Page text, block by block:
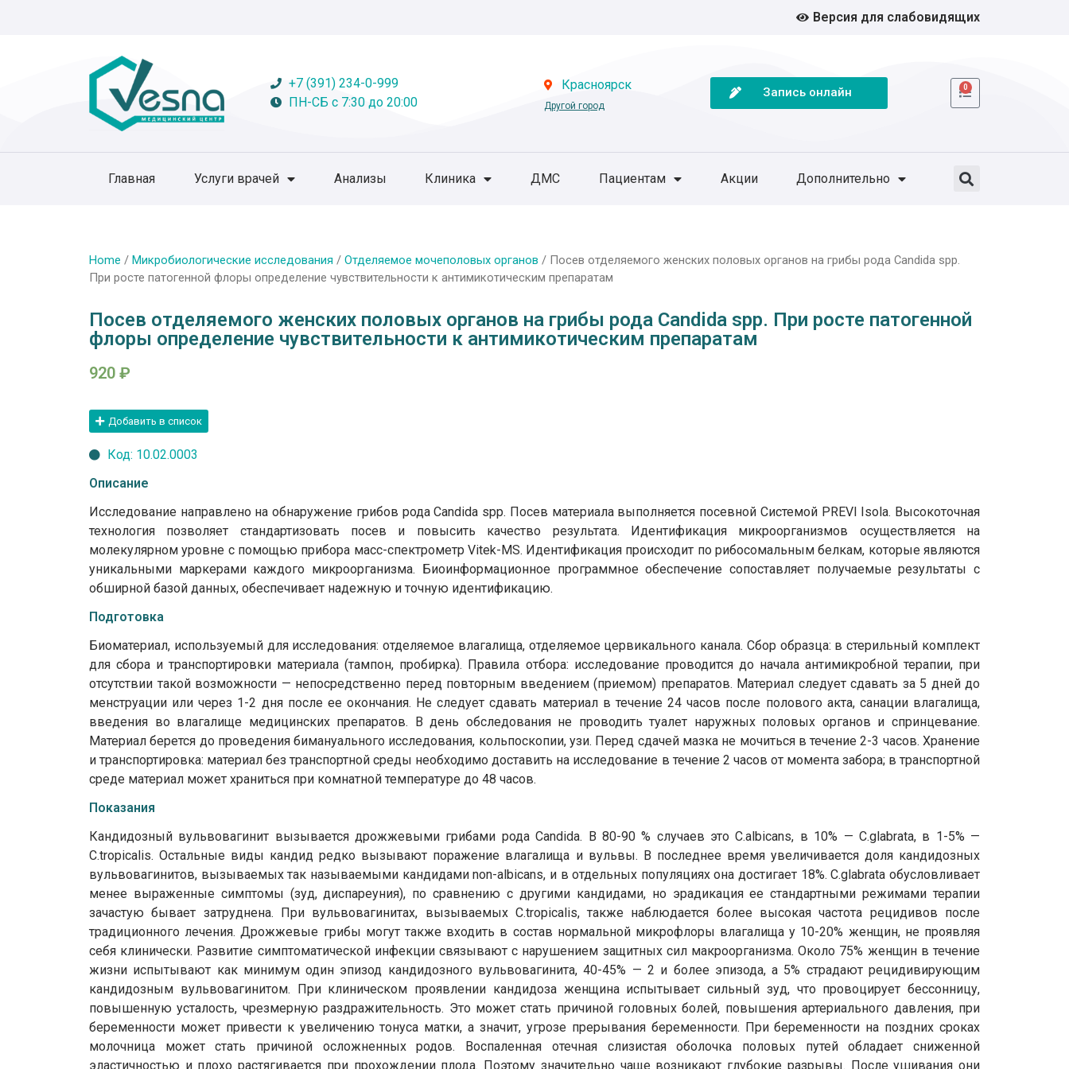
Версия для слабовидящих
+7 (391) 234-0-999
ПН-СБ с 7:30 до 20:00
Красноярск
Другой город
Запись онлайн 0
Главная Услуги врачей Анализы Клиника ДМС Пациентам Акции Дополнительно
Home / Микробиологические исследования / Отделяемое мочеполовых органов / Посев отделяемого женских половых органов на грибы рода Candida spp.
При росте патогенной флоры определение чувствительности к антимикотическим препаратам
Посев отделяемого женских половых органов на грибы рода Candida spp. При росте патогенной
флоры определение чувствительности к антимикотическим препаратам
920 ₽
Добавить в список
Код: 10.02.0003
Описание
Исследование направлено на обнаружение грибов рода Candida spp. Посев материала выполняется посевной Системой PREVI Isola. Высокоточная
технология позволяет стандартизовать посев и повысить качество результата. Идентификация микроорганизмов осуществляется на
молекулярном уровне с помощью прибора масс-спектрометр Vitek-MS. Идентификация происходит по рибосомальным белкам, которые являются
уникальными маркерами каждого микроорганизма. Биоинформационное программное обеспечение сопоставляет получаемые результаты с
обширной базой данных, обеспечивает надежную и точную идентификацию.
Подготовка
Биоматериал, используемый для исследования: отделяемое влагалища, отделяемое цервикального канала. Сбор образца: в стерильный комплект
для сбора и транспортировки материала (тампон, пробирка). Правила отбора: исследование проводится до начала антимикробной терапии, при
отсутствии такой возможности — непосредственно перед повторным введением (приемом) препаратов. Материал следует сдавать за 5 дней до
менструации или через 1-2 дня после ее окончания. Не следует сдавать материал в течение 24 часов после полового акта, санации влагалища,
введения во влагалище медицинских препаратов. В день обследования не проводить туалет наружных половых органов и спринцевание.
Материал берется до проведения бимануального исследования, кольпоскопии, узи. Перед сдачей мазка не мочиться в течение 2-3 часов. Хранение
и транспортировка: материал без транспортной среды необходимо доставить на исследование в течение 2 часов от момента забора; в транспортной
среде материал может храниться при комнатной температуре до 48 часов.
Показания
Кандидозный вульвовагинит вызывается дрожжевыми грибами рода Candida. В 80-90 % случаев это C.albicans, в 10% — С.glabrata, в 1-5% —
C.tropicalis. Остальные виды кандид редко вызывают поражение влагалища и вульвы. В последнее время увеличивается доля кандидозных
вульвовагинитов, вызываемых так называемыми кандидами non-albicans, и в отдельных популяциях она достигает 18%. С.glabrata обусловливает
менее выраженные симптомы (зуд, диспареуния), по сравнению с другими кандидами, но эрадикация ее стандартными режимами терапии
зачастую бывает затруднена. При вульвовагинитах, вызываемых C.tropicalis, также наблюдается более высокая частота рецидивов после
традиционного лечения. Дрожжевые грибы могут также входить в состав нормальной микрофлоры влагалища у 10-20% женщин, не проявляя
себя клинически. Развитие симптоматической инфекции связывают с нарушением защитных сил макроорганизма. Около 75% женщин в течение
жизни испытывают как минимум один эпизод кандидозного вульвовагинита, 40-45% — 2 и более эпизода, а 5% страдают рецидивирующим
кандидозным вульвовагинитом. При клиническом проявлении кандидоза женщина испытывает сильный зуд, что провоцирует бессонницу,
повышенную усталость, чрезмерную раздражительность. Это может стать причиной головных болей, повышения артериального давления, при
беременности может привести к увеличению тонуса матки, а значит, угрозе прерывания беременности. При беременности на поздних сроках
молочница может стать причиной осложненных родов. Воспаленная отечная слизистая оболочка половых путей обладает сниженной
эластичностью и плохо растягивается при прохождении плода. Поэтому значительно чаще возникают глубокие разрывы. После ушивания они